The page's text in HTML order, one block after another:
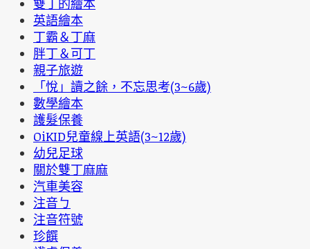
雙丁的繪本
英語繪本
丁霸＆丁麻
胖丁＆可丁
親子旅遊
「悅」讀之餘，不忘思考(3~6歲)
數學繪本
護髮保養
OiKID兒童線上英語(3~12歲)
幼兒足球
關於雙丁麻麻
汽車美容
注音ㄅ
注音符號
珍饌